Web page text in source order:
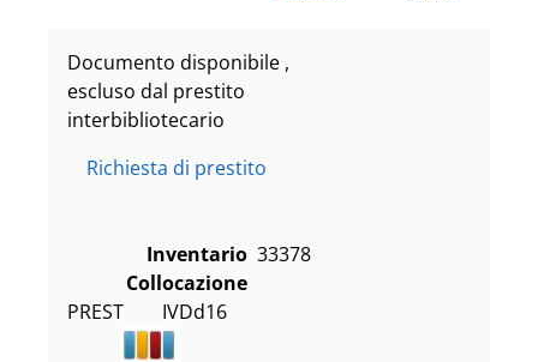
Documento disponibile ,
escluso dal prestito
interbibliotecario
Richiesta di prestito
Inventario 33378
Collocazione
PREST        IVDd16